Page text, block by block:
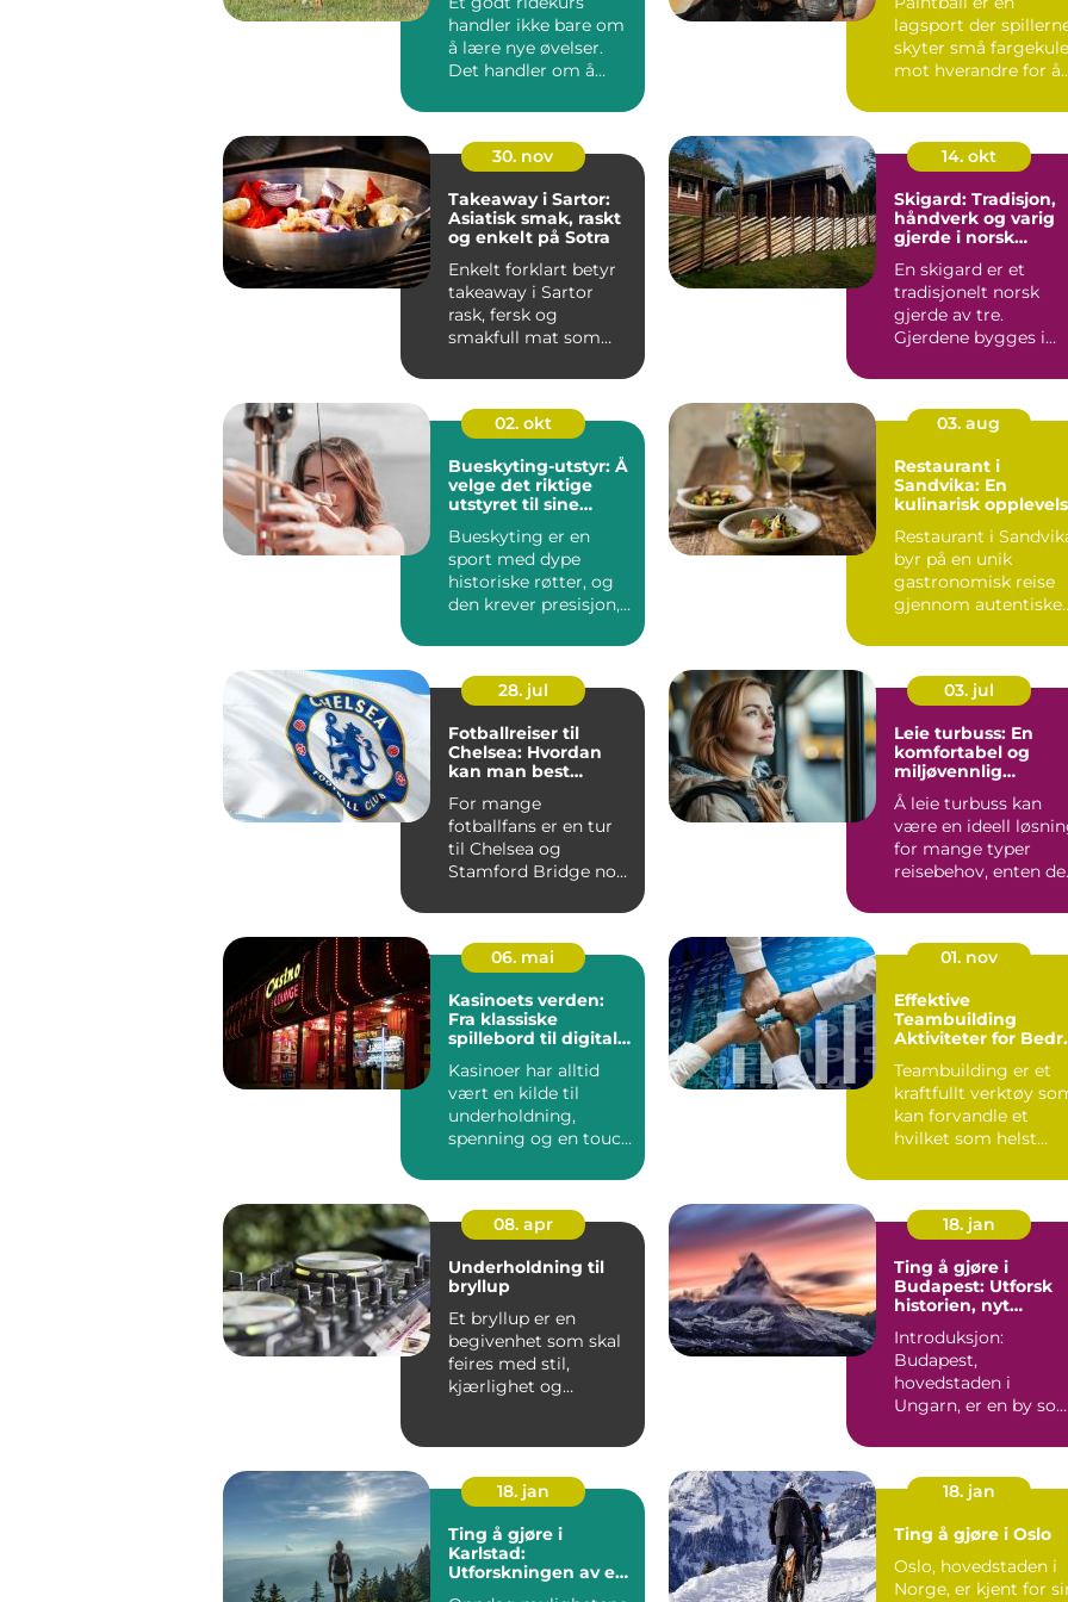
handler ikke bare om
å lære nye øvelser.
Det handler om å
till...
lagsport der
skyter små
mot hverandre for å
30. nov
Takeaway i Sartor:
Asiatisk smak, raskt
og enkelt på Sotra
Enkelt forklart betyr
takeaway i Sartor
rask, fersk og
smakfull mat som
Sente...
14. okt
Skigard: Tradisjon,
håndverk og varig
gjerde i norsk
En skigard er et
tradisjonelt norsk
gjerde av tre.
Gjerdene bygges i
slaner...
02. okt
Bueskyting-utstyr: Å
velge det riktige
utstyret til sine
Bueskyting er en
sport med dype
historiske røtter, og
den krever presisjon,
03. aug
Restaurant i
Sandvika: En
kulinarisk
Restaurant i
byr på en unik
gastronomisk reise
gjennom autentiske
28. jul
Fotballreiser til
Chelsea: Hvordan
kan man best
For mange
fotballfans er en tur
til Chelsea og
Stamford Bridge noe
op...
03. jul
Leie turbuss: En
komfortabel og
miljøvennlig
reisemetode
Å leie turbuss kan
være en ideell
for mange typer
reisebehov, enten
06. mai
Kasinoets verden:
Fra klassiske
spillebord til digitale
Kasinoer har alltid
vært en kilde til
underholdning,
spenning og en touch
01. nov
Effektive
Teambuilding
Aktiviteter for
Arbeidsmiljø
Teambuilding er et
kraftfullt verktøy
kan forvandle et
hvilket som helst
08. apr
Underholdning til
bryllup
Et bryllup er en
begivenhet som skal
feires med stil,
kjærlighet og
18. jan
Ting å gjøre i
Budapest: Utforsk
historien, nyt
opplev det
pulserende
nattelivet
Introduksjon:
Budapest,
hovedstaden i
Ungarn, er en by som
sin rike historie, ark...
18. jan
Ting å gjøre i
Karlstad:
Utforskningen av en
18. jan
Ting å gjøre i Oslo
Oslo, hovedstaden i
Norge, er kjent for